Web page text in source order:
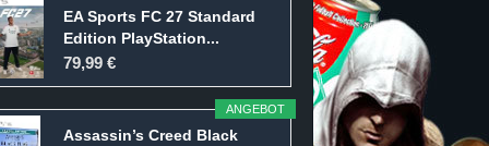
EA Sports FC 27 Standard
Edition PlayStation...
79,99 €
ANGEBOT
Assassin’s Creed Black